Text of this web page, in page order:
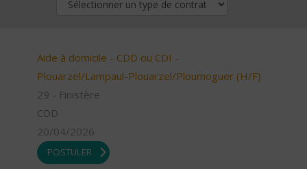
Aide à domicile - CDD ou CDI -
Plouarzel/Lampaul-Plouarzel/Ploumoguer (H/F)
29 - Finistère
CDD
20/04/2026
POSTULER